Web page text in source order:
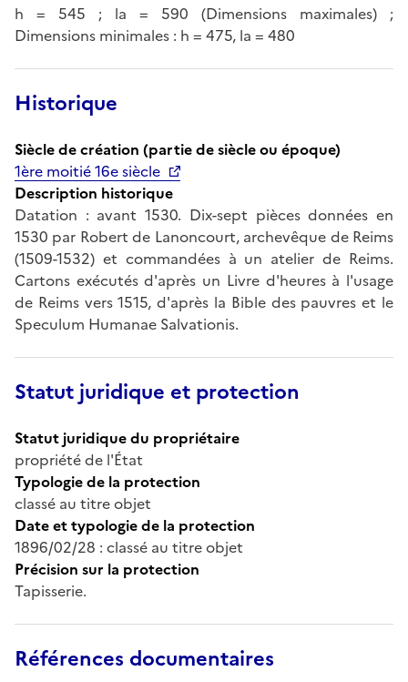
h = 545 ; la = 590 (Dimensions maximales) ;
Dimensions minimales : h = 475, la = 480
Historique
Siècle de création (partie de siècle ou époque)
1ère moitié 16e siècle
Description historique
Datation : avant 1530. Dix-sept pièces données en
1530 par Robert de Lanoncourt, archevêque de Reims
(1509-1532) et commandées à un atelier de Reims.
Cartons exécutés d'après un Livre d'heures à l'usage
de Reims vers 1515, d'après la Bible des pauvres et le
Speculum Humanae Salvationis.
Statut juridique et protection
Statut juridique du propriétaire
propriété de l'État
Typologie de la protection
classé au titre objet
Date et typologie de la protection
1896/02/28 : classé au titre objet
Précision sur la protection
Tapisserie.
Références documentaires